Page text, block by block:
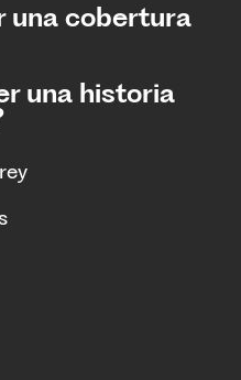
una cobertura
una historia